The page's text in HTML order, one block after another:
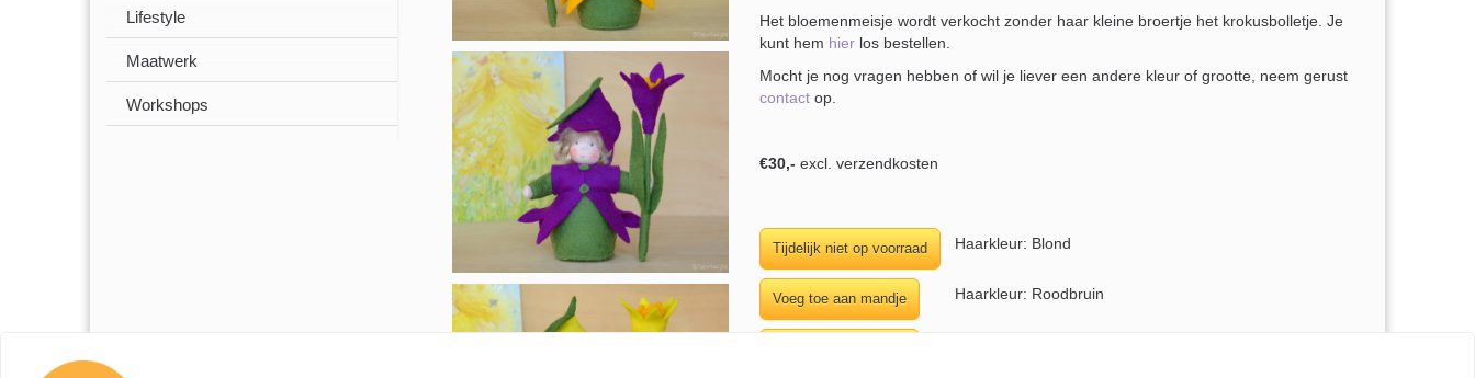
Het bloemenmeisje wordt verkocht zonder haar kleine broertje het krokusbolletje. Je
kunt hem hier los bestellen.
Mocht je nog vragen hebben of wil je liever een andere kleur of grootte, neem gerust
contact op.
€30,- excl. verzendkosten
Haarkleur: Blond
Haarkleur: Roodbruin
Lifestyle
Maatwerk
Workshops